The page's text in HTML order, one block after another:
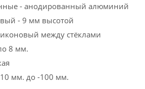
- анодированный алюминий
- 9 мм высотой
между стёклами
8 мм.
мм. до -100 мм.